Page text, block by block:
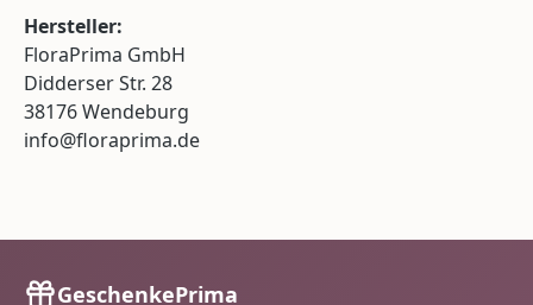
Hersteller:
FloraPrima GmbH
Didderser Str. 28
38176 Wendeburg
info@floraprima.de
GeschenkePrima